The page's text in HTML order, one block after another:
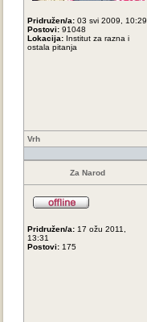
Pridružen/a: 03 svi 2009, 10:29
Postovi: 91048
Lokacija: Institut za razna i
ostala pitanja
Vrh
Za Narod
Pridružen/a: 17 ožu 2011,
13:31
Postovi: 175